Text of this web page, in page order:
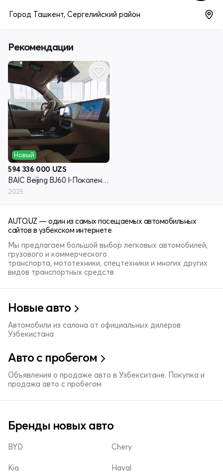
Город Ташкент, Сергелийский район
Рекомендации
Новый
594 336 000 UZS
BAIC Beijing BJ60 I-Поколение
2025
AUTO.UZ — один из самых посещаемых автомобильных
сайтов в узбекском интернете
Мы предлагаем большой выбор легковых автомобилей,
грузового и коммерческого
транспорта, мототехники, спецтехники и многих других
видов транспортных средств
Новые авто
Автомобили из салона от официальных дилеров
Узбекистана
Авто с пробегом
Объявления о продаже авто в Узбекситане. Покупка и
продажа авто с пробегом
Бренды новых авто
BYD
Kia
Chery
Haval